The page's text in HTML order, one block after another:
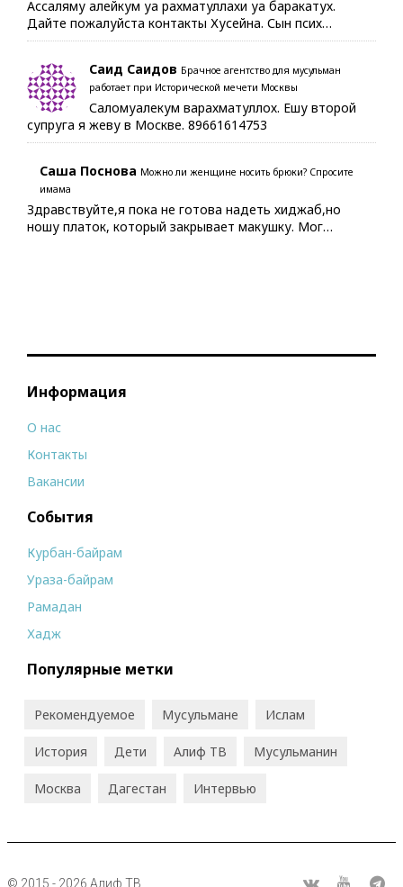
Ассаляму алейкум уа рахматуллахи уа баракатух.
Дайте пожалуйста контакты Хусейна. Сын псих…
Саид Саидов Брачное агентство для мусульман
работает при Исторической мечети Москвы
Саломуалекум варахматуллох. Ешу второй
супруга я жеву в Москве. 89661614753
Саша Поснова Можно ли женщине носить брюки? Спросите
имама
Здравствуйте,я пока не готова надеть хиджаб,но
ношу платок, который закрывает макушку. Мог…
Информация
О нас
Контакты
Вакансии
События
Курбан-байрам
Ураза-байрам
Рамадан
Хадж
Популярные метки
Рекомендуемое Мусульмане Ислам
История Дети Алиф ТВ Мусульманин
Москва Дагестан Интервью
© 2015 - 2026 Алиф ТВ